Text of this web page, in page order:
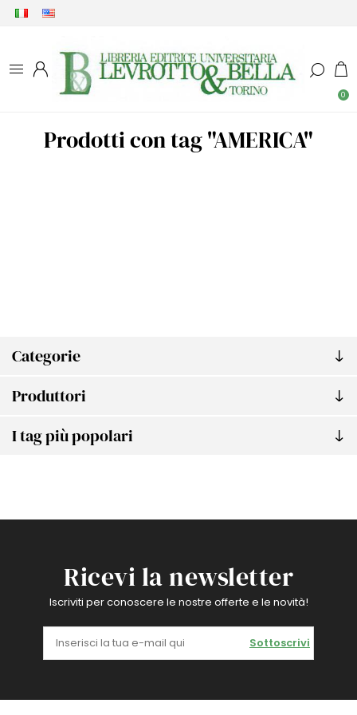
0
Categorie
Produttori
I tag più popolari
Prodotti con tag "AMERICA"
Ricevi la newsletter
Iscriviti per conoscere le nostre offerte e le novità!
Sottoscrivi